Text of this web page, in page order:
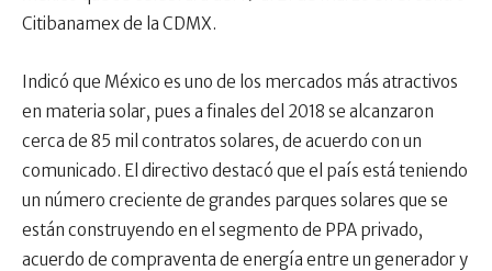
Citibanamex de la CDMX.
Indicó que México es uno de los mercados más atractivos
en materia solar, pues a finales del 2018 se alcanzaron
cerca de 85 mil contratos solares, de acuerdo con un
comunicado. El directivo destacó que el país está teniendo
un número creciente de grandes parques solares que se
están construyendo en el segmento de PPA privado,
acuerdo de compraventa de energía entre un generador y